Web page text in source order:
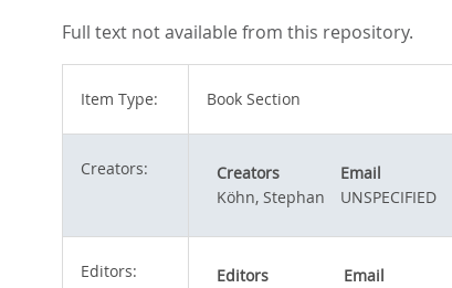
Full text not available from this repository.
Item Type: Book Section
Creators: Creators Email
Köhn, Stephan
UNSPECIFIED
Editors: Editors Email